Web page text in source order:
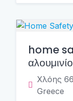
home
Χλόης
Greece